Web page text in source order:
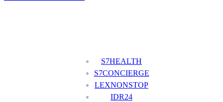
S7HEALTH
S7CONCIERGE
LEXNONSTOP
IDR24